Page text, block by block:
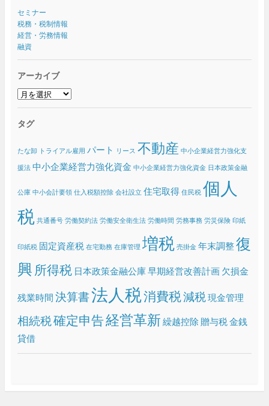
セミナー
税務・税制情報
経営・労務情報
融資
アーカイブ
ア
イ
タグ
たな卸 トライアル雇用 パート リース 不動産 中小企業経営力強化支
援法 中小企業経営力強化資金 中小企業経営力強化資金 日本政策金融
公庫 中小会計要領 仕入税額控除 会社設立 住宅取得 住民税 個人
税 共通番号 労働契約法 労働安全衛生法 労働時間 労務事務 労災保険 印紙
印紙税 固定資産税 在宅勤務 在庫管理 増税 売掛金 年末調整復
興 所得税 日本政策金融公庫早期経営改善計画 欠損金
残業時間決算書法人税消費税減税現金管理
相続税確定申告経営革新繰越控除 贈与税金銭
貸借